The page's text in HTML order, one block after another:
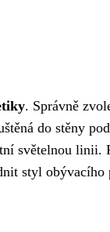
. Správně
do stěny
světelnou linii.
styl